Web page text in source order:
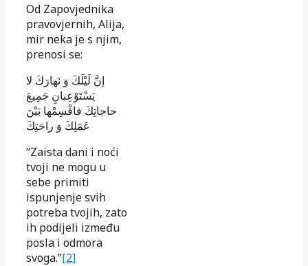
Od Zapovjednika
pravovjernih, Alija,
mir neka je s njim,
prenosi se:
إنَّ لَيْلَكَ وَ نَهارَكَ لا
يَسْتَوْعِبانِ جَمِيعَ
حاجاتِكَ فاقْسِمْها بَيْنَ
عَمَلِكَ وَ راحَتِكَ
“Zaista dani i noći
tvoji ne mogu u
sebe primiti
ispunjenje svih
potreba tvojih, zato
ih podijeli između
posla i odmora
svoga.”[2]